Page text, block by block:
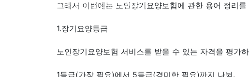
장기요양보험 관련 용어 정리해 볼까요?!
그래서 이번에는 노인장기요양보험에 관한 용어 정리를
1.장기요양등급
노인장기요양보험 서비스를 받을 수 있는 자격을 평가
1등급(가장 필요)에서 5등급(경미한 필요)까지 나뉨.